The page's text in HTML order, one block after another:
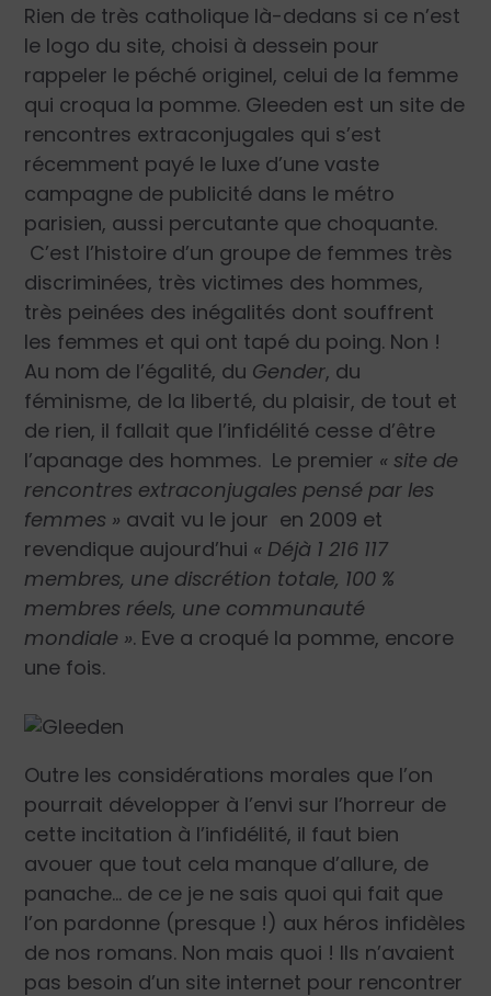
Rien de très catholique là-dedans si ce n’est
le logo du site, choisi à dessein pour
rappeler le péché originel, celui de la femme
qui croqua la pomme. Gleeden est un site de
rencontres extraconjugales qui s’est
récemment payé le luxe d’une vaste
campagne de publicité dans le métro
parisien, aussi percutante que choquante.
C’est l’histoire d’un groupe de femmes très
discriminées, très victimes des hommes,
très peinées des inégalités dont souffrent
les femmes et qui ont tapé du poing. Non !
Au nom de l’égalité, du Gender, du
féminisme, de la liberté, du plaisir, de tout et
de rien, il fallait que l’infidélité cesse d’être
l’apanage des hommes. Le premier « site de
rencontres extraconjugales pensé par les
femmes » avait vu le jour en 2009 et
revendique aujourd’hui « Déjà 1 216 117
membres, une discrétion totale, 100 %
membres réels, une communauté
mondiale ». Eve a croqué la pomme, encore
une fois.
Outre les considérations morales que l’on
pourrait développer à l’envi sur l’horreur de
cette incitation à l’infidélité, il faut bien
avouer que tout cela manque d’allure, de
panache… de ce je ne sais quoi qui fait que
l’on pardonne (presque !) aux héros infidèles
de nos romans. Non mais quoi ! Ils n’avaient
pas besoin d’un site internet pour rencontrer